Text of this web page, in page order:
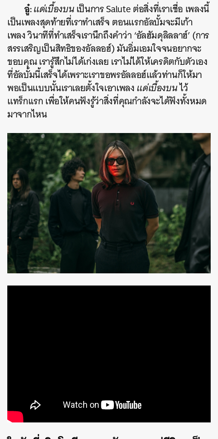
อู๋:แด่เบื้องบนเป็นการ Salute ต่อสิ่งที่เราเชื่อ เพลงนี้
เป็นเพลงสุดท้ายที่เราทำเสร็จ ตอนแรกอัลบั้มจะมีเก้า
เพลง วินาทีที่ทำเสร็จเรานึกถึงคำว่า ‘อัลฮัมดุลิลลาฮ์’ (การ
สรรเสริญเป็นสิทธิของอัลลอฮ์) มันอิ่มเอมใจจนอยากจะ
ขอบคุณ เรารู้สึกไม่ได้เก่งเลย เราไม่ได้ให้เครดิตกับตัวเอง
ที่อัลบั้มนี้เสร็จได้เพราะเราขอพรอัลลอฮ์แล้วท่านก็ให้มา
พอเป็นแบบนั้นเราเลยตั้งใจเอาเพลงแด่เบื้องบนไว้
แทร็กเเรก เพื่อให้คนฟังรู้ว่าสิ่งที่คุณกำลังจะได้ฟังทั้งหมด
มาจากไหน